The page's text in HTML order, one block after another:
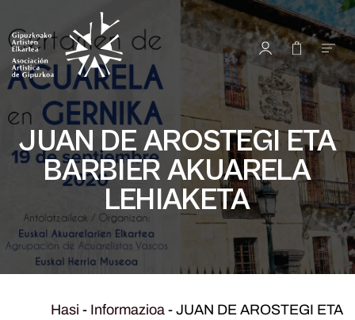
JUAN DE AROSTEGI ETA
BARBIER AKUARELA
LEHIAKETA
Hasi - Informazioa - JUAN DE AROSTEGI ETA